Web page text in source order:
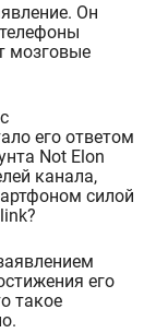
мозговые
его ответом
Not Elon
канала,
силой
его
такое